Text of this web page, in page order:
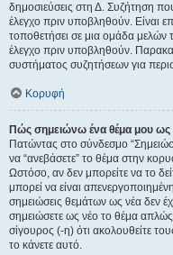
δημοσιεύσεις στη Δ. Συζήτηση
έλεγχο πριν υποβληθούν. Είναι
τοποθετήσει σε μια ομάδα μελών
έλεγχο πριν υποβληθούν.
συστήματος συζητήσεων για
Κορυφή
Πώς σημειώνω ένα θέμα μου ως
Πατώντας στο σύνδεσμο
να “ανεβάσετε” το θέμα στην
Ωστόσο, αν δεν μπορείτε να το
μπορεί να είναι
σημειώσεις θεμάτων ως νέα δεν
σημειώσετε ως νέο το θέμα
σίγουρος (-η) ότι ακολουθείτε
το κάνετε αυτό.